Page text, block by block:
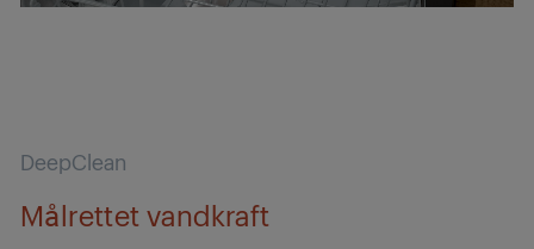
DeepClean
Målrettet vandkraft